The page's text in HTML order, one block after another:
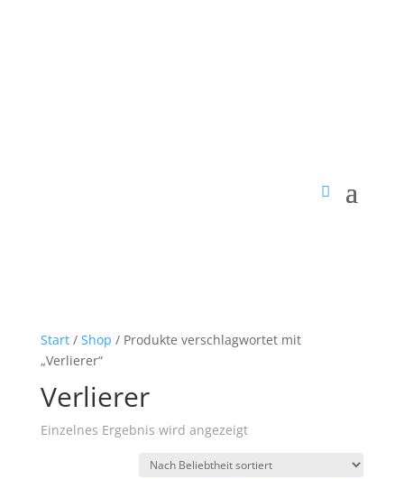
Start/ Shop / Produkte verschlagwortet mit
„Verlierer“
Verlierer
Einzelnes Ergebnis wird angezeigt